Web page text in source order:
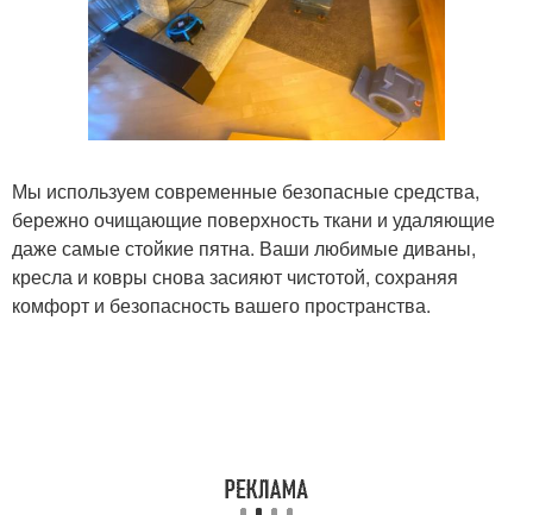
Мы используем современные безопасные средства,
бережно очищающие поверхность ткани и удаляющие
даже самые стойкие пятна. Ваши любимые диваны,
кресла и ковры снова засияют чистотой, сохраняя
комфорт и безопасность вашего пространства.